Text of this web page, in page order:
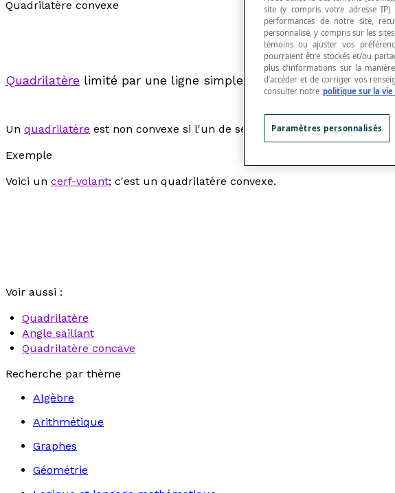
Quadrilatère convexe
Quadrilatère limité par une ligne simple et dont tous les angles
Un quadrilatère est non convexe si l'un de ses angles intérieurs est
Exemple
Voici un cerf-volant; c'est un quadrilatère convexe.
Voir aussi :
Quadrilatère
Angle saillant
Quadrilatère concave
Recherche par thème
Algèbre
Arithmétique
Graphes
Géométrie
site (y compris votre adresse
performances de notre site,
personnalisé, y compris sur les
témoins ou ajuster vos
pourraient être stockés et/ou
plus d’informations sur la
d’accéder et de corriger vos
consulter notre politique sur la vie
Paramètres personnalisés